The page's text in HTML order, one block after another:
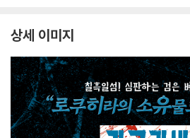
상세 이미지